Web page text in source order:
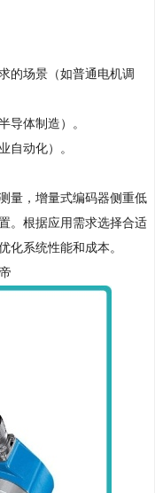
的场景（如普通电机调
导体制造）。
自动化）。
量，增量式编码器侧重低
。根据应用需求选择合适
化系统性能和成本。